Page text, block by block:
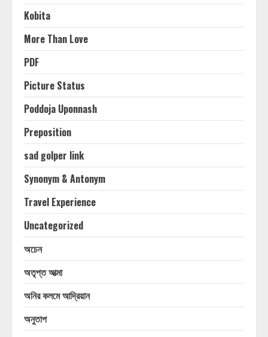
Kobita
More Than Love
PDF
Picture Status
Poddoja Uponnash
Preposition
sad golper link
Synonym & Antonym
Travel Experience
Uncategorized
অচেন
অতৃপ্ত আত্মা
অনির কলমে আদ্রিয়ান
অনুতাপ